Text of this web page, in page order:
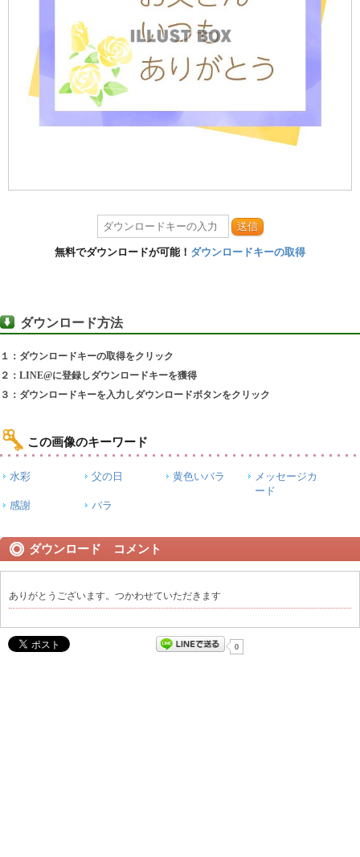
送信
無料でダウンロードが可能！ ダウンロードキーの取得
ダウンロード方法
１：ダウンロードキーの取得をクリック
２：LINE@に登録しダウンロードキーを獲得
３：ダウンロードキーを入力しダウンロードボタンをクリック
この画像のキーワード
水彩 父の日 黄色いバラ
メッセージカ
ード
感謝
バラ
ダウンロード コメント
ありがとうございます。つかわせていただきます
0